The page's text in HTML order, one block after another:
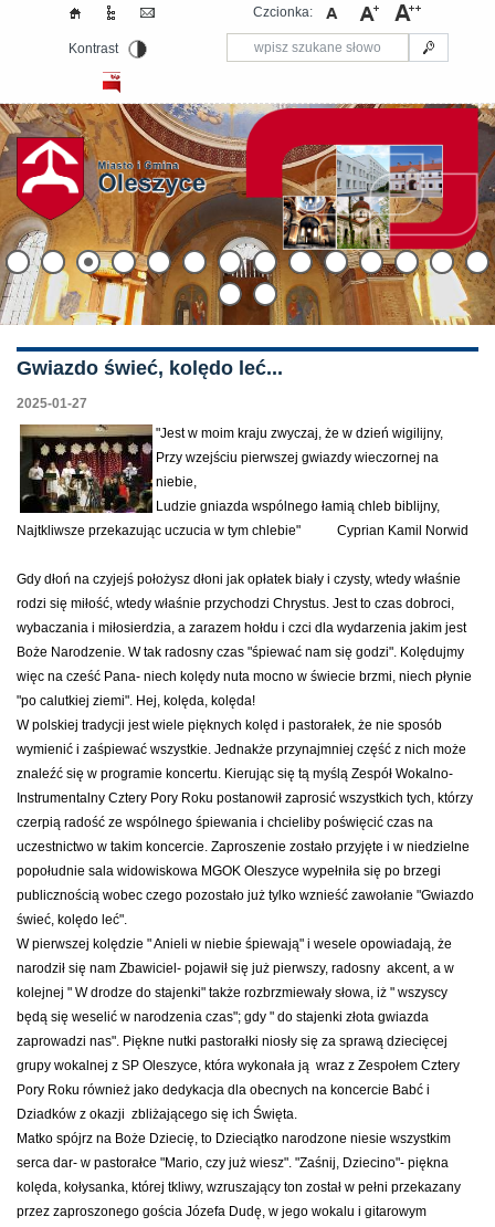
Czcionka:
Kontrast
Gwiazdo świeć, kolędo leć...
2025-01-27
"Jest w moim kraju zwyczaj, że w dzień wigilijny,
Przy wzejściu pierwszej gwiazdy wieczornej na
niebie,
Ludzie gniazda wspólnego łamią chleb biblijny,
Najtkliwsze przekazując uczucia w tym chlebie" Cyprian Kamil Norwid
Gdy dłoń na czyjejś położysz dłoni jak opłatek biały i czysty, wtedy właśnie
rodzi się miłość, wtedy właśnie przychodzi Chrystus. Jest to czas dobroci,
wybaczania i miłosierdzia, a zarazem hołdu i czci dla wydarzenia jakim jest
Boże Narodzenie. W tak radosny czas "śpiewać nam się godzi". Kolędujmy
więc na cześć Pana- niech kolędy nuta mocno w świecie brzmi, niech płynie
"po calutkiej ziemi". Hej, kolęda, kolęda!
W polskiej tradycji jest wiele pięknych kolęd i pastorałek, że nie sposób
wymienić i zaśpiewać wszystkie. Jednakże przynajmniej część z nich może
znaleźć się w programie koncertu. Kierując się tą myślą Zespół Wokalno-
Instrumentalny Cztery Pory Roku postanowił zaprosić wszystkich tych, którzy
czerpią radość ze wspólnego śpiewania i chcieliby poświęcić czas na
uczestnictwo w takim koncercie. Zaproszenie zostało przyjęte i w niedzielne
popołudnie sala widowiskowa MGOK Oleszyce wypełniła się po brzegi
publicznością wobec czego pozostało już tylko wznieść zawołanie "Gwiazdo
świeć, kolędo leć".
W pierwszej kolędzie " Anieli w niebie śpiewają" i wesele opowiadają, że
narodził się nam Zbawiciel- pojawił się już pierwszy, radosny akcent, a w
kolejnej " W drodze do stajenki" także rozbrzmiewały słowa, iż " wszyscy
będą się weselić w narodzenia czas"; gdy " do stajenki złota gwiazda
zaprowadzi nas". Piękne nutki pastorałki niosły się za sprawą dziecięcej
grupy wokalnej z SP Oleszyce, która wykonała ją wraz z Zespołem Cztery
Pory Roku również jako dedykacja dla obecnych na koncercie Babć i
Dziadków z okazji zbliżającego się ich Święta.
Matko spójrz na Boże Dziecię, to Dzieciątko narodzone niesie wszystkim
serca dar- w pastorałce "Mario, czy już wiesz". "Zaśnij, Dziecino"- piękna
kolęda, kołysanka, której tkliwy, wzruszający ton został w pełni przekazany
przez zaproszonego gościa Józefa Dudę, w jego wokalu i gitarowym